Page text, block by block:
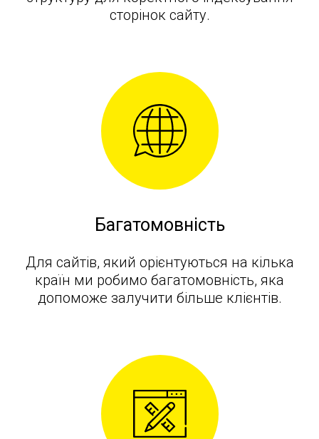
сторінок сайту.
Багатомовність
Для сайтів, який орієнтуються на кілька
країн ми робимо багатомовність, яка
допоможе залучити більше клієнтів.